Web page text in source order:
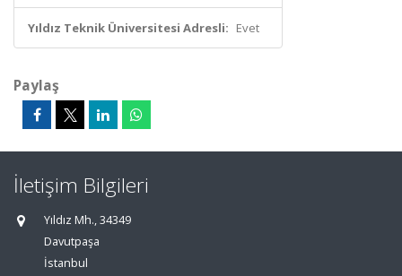
Yıldız Teknik Üniversitesi Adresli: Evet
Paylaş
İletişim Bilgileri
Yıldız Mh., 34349
Davutpaşa
İstanbul